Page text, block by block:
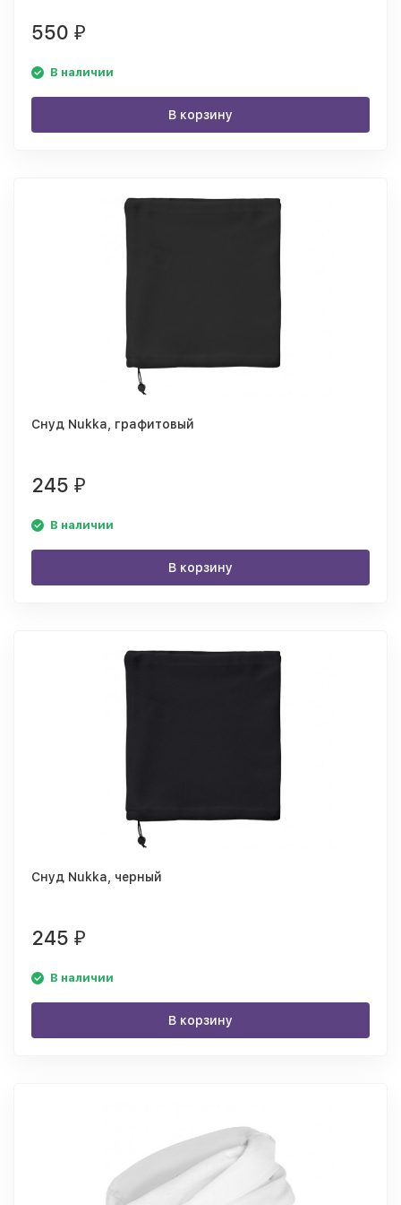
550 ₽
В наличии
В корзину
Снуд Nukka, графитовый
245 ₽
В наличии
В корзину
Снуд Nukka, черный
245 ₽
В наличии
В корзину